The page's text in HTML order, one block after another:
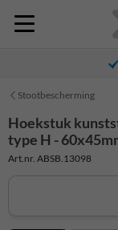
Stootbescherming
Hoekstuk
type H -
Art.nr. ABSB.13098